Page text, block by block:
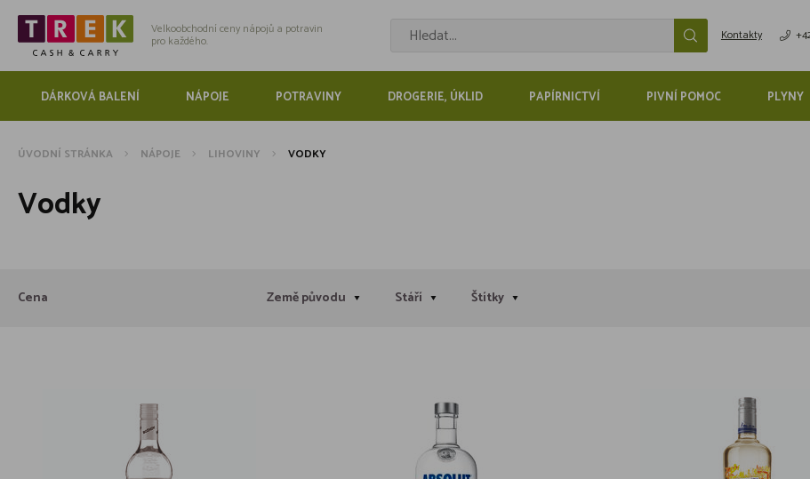
Velkoobchodní ceny nápojů a potravin
pro každého. Kontakty
DÁRKOVÁ BALENÍ NÁPOJE POTRAVINY DROGERIE, ÚKLID PAPÍRNICTVÍ PIVNÍ POMOC PLYNY
ÚVODNÍ STRÁNKA NÁPOJE LIHOVINY VODKY
Vodky
Cena Země původu Stáří Štítky